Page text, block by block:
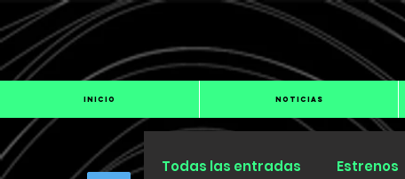
INICIO NOTICIAS
Todas las entradas Estrenos